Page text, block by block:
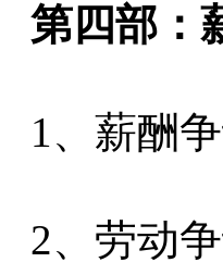
第四部：
1、薪酬
2、劳动